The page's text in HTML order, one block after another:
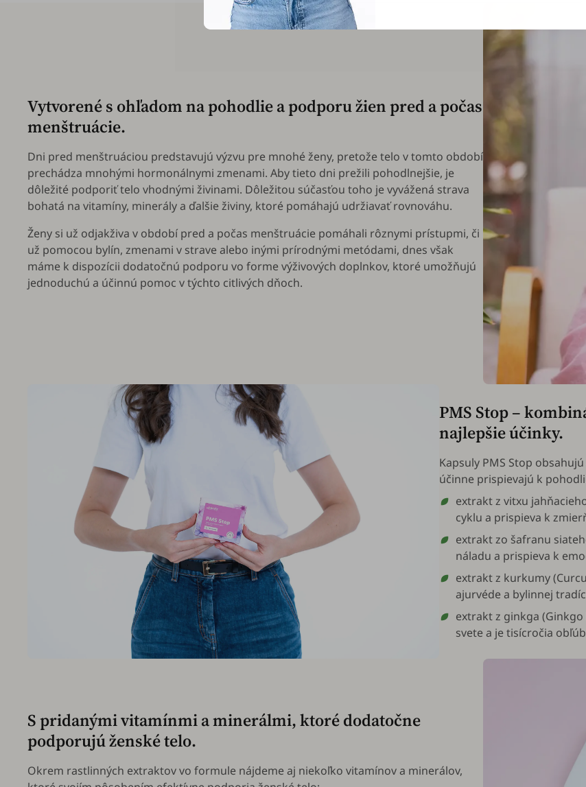
Vytvorené s ohľadom na pohodlie a podporu žien pred a počas
menštruácie.
Dni pred menštruáciou predstavujú výzvu pre mnohé ženy, pretože telo v tomto období
prechádza mnohými hormonálnymi zmenami. Aby tieto dni prežili pohodlnejšie, je
dôležité podporiť telo vhodnými živinami. Dôležitou súčasťou toho je vyvážená strava
bohatá na vitamíny, minerály a ďalšie živiny, ktoré pomáhajú udržiavať rovnováhu.
Ženy si už odjakživa v období pred a počas menštruácie pomáhali rôznymi prístupmi, či
už pomocou bylín, zmenami v strave alebo inými prírodnými metódami, dnes však
máme k dispozícii dodatočnú podporu vo forme výživových doplnkov, ktoré umožňujú
jednoduchú a účinnú pomoc v týchto citlivých dňoch.
PMS Stop –
najlepšie účinky.
Kapsuly PMS Stop
účinne prispievajú k
extrakt z vitxu
cyklu a prispieva k
extrakt zo šafranu
náladu a prispieva k
extrakt z kurkumy (
ajurvéde a bylinnej
extrakt z ginkga (
svete a je tisícročia
S pridanými vitamínmi a minerálmi, ktoré dodatočne
podporujú ženské telo.
Okrem rastlinných extraktov vo formule nájdeme aj niekoľko vitamínov a minerálov,